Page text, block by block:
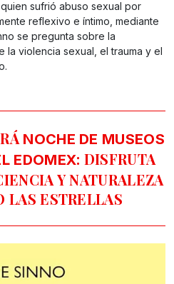
sufrió abuso sexual por
reflexivo e íntimo, mediante
se pregunta sobre la
violencia sexual, el trauma y el
NOCHE DE MUSEOS
EDOMEX: DISFRUTA
Y NATURALEZA
LAS ESTRELLAS